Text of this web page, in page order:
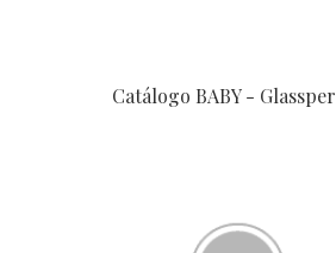
Catálogo BABY - Glassper